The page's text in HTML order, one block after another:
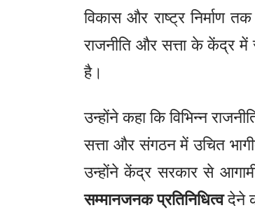
विकास और राष्ट्र निर्माण
राजनीति और सत्ता के केंद्र में
है।
उन्होंने कहा कि विभिन्न
सत्ता और संगठन में उचित
उन्होंने केंद्र सरकार से
सम्मानजनक प्रतिनिधित्वदेने